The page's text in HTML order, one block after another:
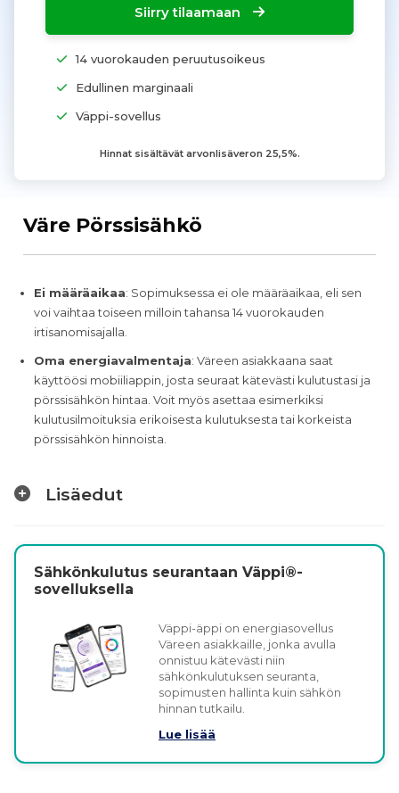
Siirry tilaamaan
14 vuorokauden peruutusoikeus
Edullinen marginaali
Väppi-sovellus
Hinnat sisältävät arvonlisäveron 25,5%.
Väre Pörssisähkö
Ei määräaikaa: Sopimuksessa ei ole määräaikaa, eli sen
voi vaihtaa toiseen milloin tahansa 14 vuorokauden
irtisanomisajalla.
Oma energiavalmentaja: Väreen asiakkaana saat
käyttöösi mobiiliappin, josta seuraat kätevästi kulutustasi ja
pörssisähkön hintaa. Voit myös asettaa esimerkiksi
kulutusilmoituksia erikoisesta kulutuksesta tai korkeista
pörssisähkön hinnoista.
Lisäedut
Sähkönkulutus seurantaan Väppi®-
sovelluksella
Väppi-äppi on energiasovellus
Väreen asiakkaille, jonka avulla
onnistuu kätevästi niin
sähkönkulutuksen seuranta,
sopimusten hallinta kuin sähkön
hinnan tutkailu.
Lue lisää